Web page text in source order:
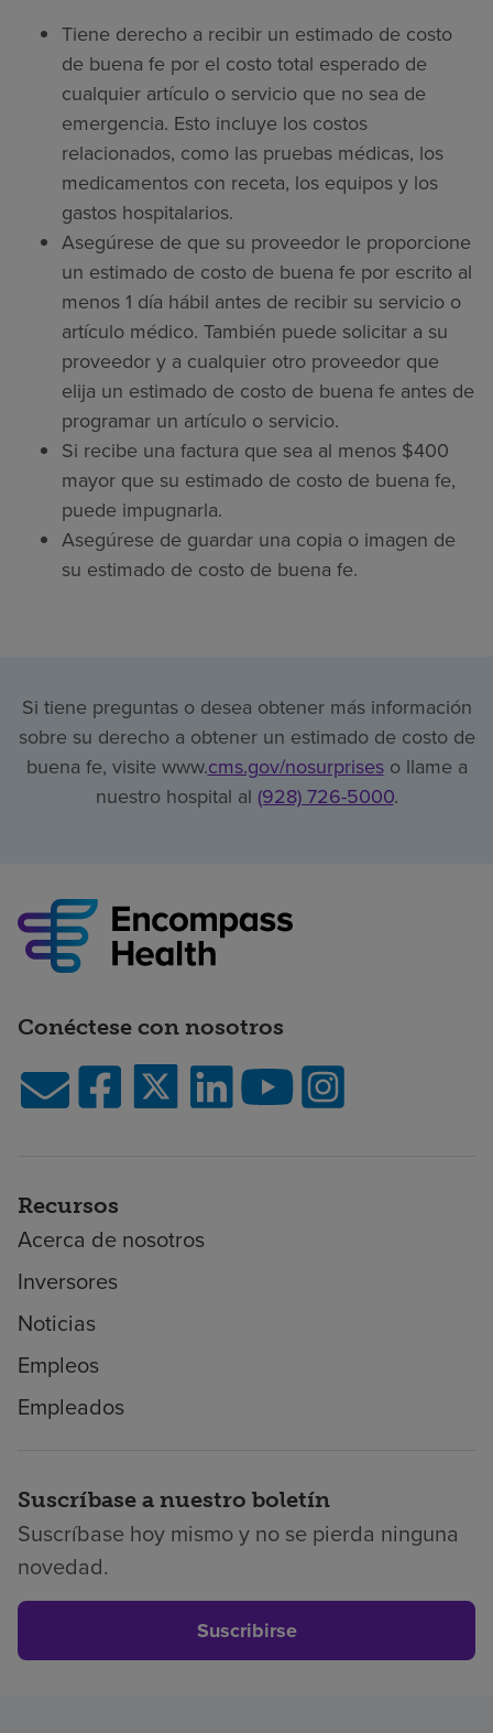
Tiene derecho a recibir un estimado de costo
de buena fe por el costo total esperado de
cualquier artículo o servicio que no sea de
emergencia. Esto incluye los costos
relacionados, como las pruebas médicas, los
medicamentos con receta, los equipos y los
gastos hospitalarios.
Asegúrese de que su proveedor le proporcione
un estimado de costo de buena fe por escrito al
menos 1 día hábil antes de recibir su servicio o
artículo médico. También puede solicitar a su
proveedor y a cualquier otro proveedor que
elija un estimado de costo de buena fe antes de
programar un artículo o servicio.
Si recibe una factura que sea al menos $400
mayor que su estimado de costo de buena fe,
puede impugnarla.
Asegúrese de guardar una copia o imagen de
su estimado de costo de buena fe.
Si tiene preguntas o desea obtener más información
sobre su derecho a obtener un estimado de costo de
buena fe, visite www.cms.gov/nosurpriseso llame a
nuestro hospital al (928) 726-5000.
Conéctese con nosotros
Recursos
Acerca de nosotros
Inversores
Noticias
Empleos
Empleados
Suscríbase a nuestro boletín
Suscríbase hoy mismo y no se pierda ninguna
novedad.
Suscribirse